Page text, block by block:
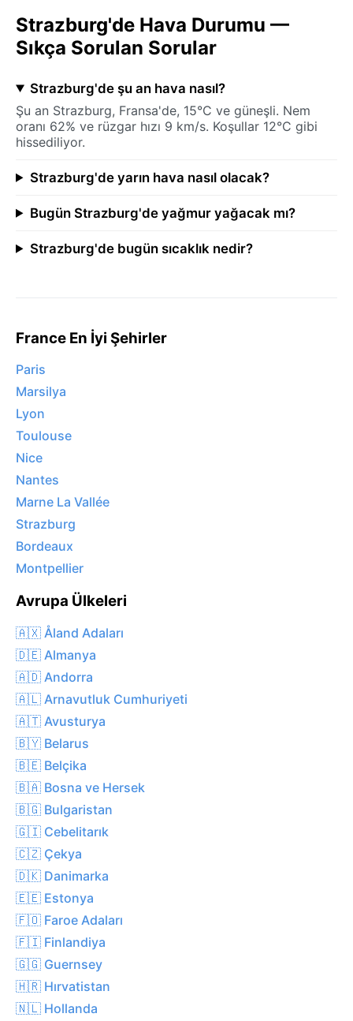
Strazburg'de Hava Durumu —
Sıkça Sorulan Sorular
Strazburg'de şu an hava nasıl?
Şu an Strazburg, Fransa'de, 15°C ve güneşli. Nem
oranı 62% ve rüzgar hızı 9 km/s. Koşullar 12°C gibi
hissediliyor.
Strazburg'de yarın hava nasıl olacak?
Bugün Strazburg'de yağmur yağacak mı?
Strazburg'de bugün sıcaklık nedir?
France En İyi Şehirler
Paris
Marsilya
Lyon
Toulouse
Nice
Nantes
Marne La Vallée
Strazburg
Bordeaux
Montpellier
Avrupa Ülkeleri
🇦🇽 Åland Adaları
🇩🇪 Almanya
🇦🇩 Andorra
🇦🇱 Arnavutluk Cumhuriyeti
🇦🇹 Avusturya
🇧🇾 Belarus
🇧🇪 Belçika
🇧🇦 Bosna ve Hersek
🇧🇬 Bulgaristan
🇬🇮 Cebelitarık
🇨🇿 Çekya
🇩🇰 Danimarka
🇪🇪 Estonya
🇫🇴 Faroe Adaları
🇫🇮 Finlandiya
🇬🇬 Guernsey
🇭🇷 Hırvatistan
🇳🇱 Hollanda